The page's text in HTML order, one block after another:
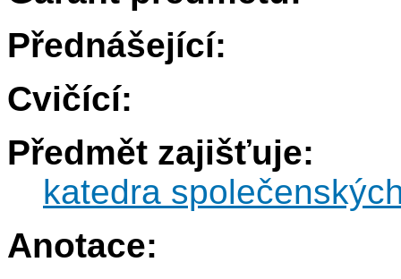
Přednášející:
Cvičící:
Předmět zajišťuje:
katedra
Anotace: